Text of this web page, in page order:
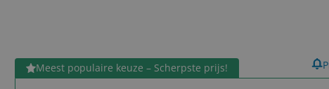
Meest populaire keuze – Scherpste prijs!
Bekijk product